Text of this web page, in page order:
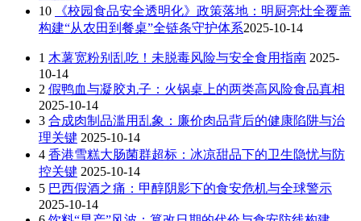
10
《校园食品安全透明化》政策落地：明厨亮灶全覆盖
构建“从农田到餐桌”全链条守护体系​2025-10-14
1 木薯宽粉别乱吃！未脱毒风险与安全食用指南 2025-
10-14
2 假鸭血与凝胶丸子：火锅桌上的两类高风险食品真相
2025-10-14
3 合成肉制品滥用乱象：廉价肉品背后的健康陷阱与治
理关键 2025-10-14
4 香港雪糕大肠菌群超标：冰凉甜品下的卫生隐忧与防
控关键 2025-10-14
5 巴西假酒之痛：甲醇阴影下的食安危机与全球警示
2025-10-14